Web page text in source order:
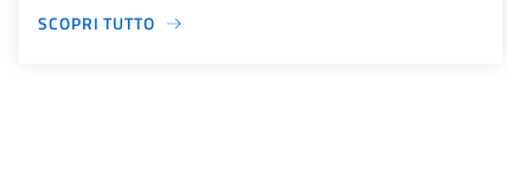
SCOPRI TUTTO